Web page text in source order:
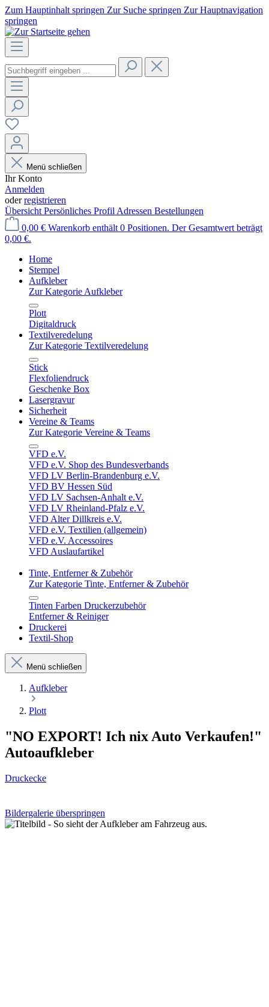
Zum Hauptinhalt springen Zur Suche springen Zur Hauptnavigation
springen
Menü schließen
Ihr Konto
Anmelden
oderregistrieren
Übersicht Persönliches Profil Adressen Bestellungen
0,00 € Warenkorb enthält 0 Positionen. Der Gesamtwert beträgt
0,00 €.
Home
Stempel
Aufkleber
Zur Kategorie Aufkleber
Plott
Digitaldruck
Textilveredelung
Zur Kategorie Textilveredelung
Stick
Flexfoliendruck
Geschenke Box
Lasergravur
Sicherheit
Vereine & Teams
Zur Kategorie Vereine & Teams
VFD e.V.
VFD e.V. Shop des Bundesverbands
VFD LV Berlin-Brandenburg e.V.
VFD BV Hessen Süd
VFD LV Sachsen-Anhalt e.V.
VFD LV Rheinland-Pfalz e.V.
VFD Alter Dillkreis e.V.
VFD e.V. Textilien (allgemein)
VFD e.V. Accessoires
VFD Auslaufartikel
Tinte, Entferner & Zubehör
Zur Kategorie Tinte, Entferner & Zubehör
Tinten Farben Druckerzubehör
Entferner & Reiniger
Druckerei
Textil-Shop
Menü schließen
Aufkleber
Plott
"NO EXPORT! Ich nix Auto Verkaufen!"
Autoaufkleber
Druckecke
Bildergalerie überspringen